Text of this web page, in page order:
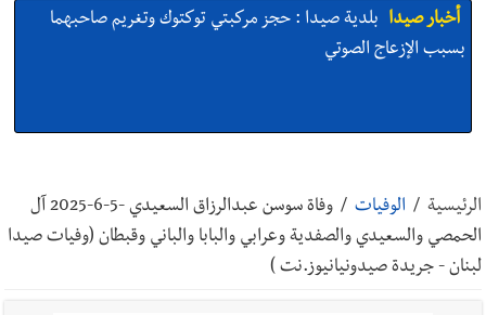
أخبار صيدا بلدية صيدا : حجز مركبتي توكتوك وتغريم صاحبهما
بسبب الإزعاج الصوتي
القدرات -صيدا
الرئيسية / الوفيات /
وفاة سوسن عبدالرزاق السعيدي -5-6-2025 آل
الحمصي والسعيدي والصفدية وعرابي والبابا والباني وقبطان (وفيات صيدا
لبنان - جريدة صيدونيانيوز.نت )